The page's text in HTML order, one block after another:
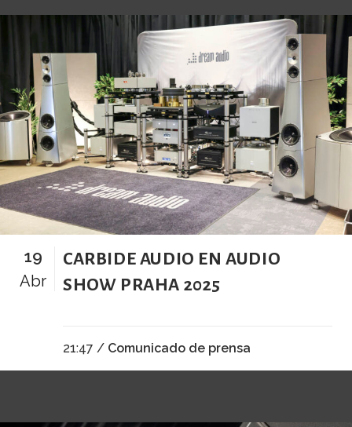
19
Abr
CARBIDE AUDIO EN AUDIO
SHOW PRAHA 2025
21:47 / Comunicado de prensa